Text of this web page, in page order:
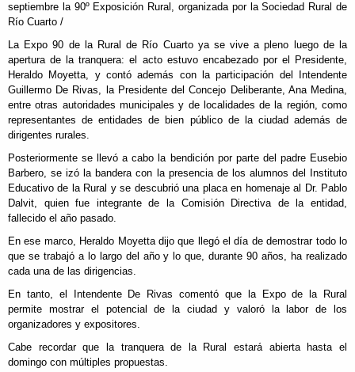
septiembre la 90º Exposición Rural, organizada por la Sociedad Rural de
Río Cuarto /
La Expo 90 de la Rural de Río Cuarto ya se vive a pleno luego de la
apertura de la tranquera: el acto estuvo encabezado por el Presidente,
Heraldo Moyetta, y contó además con la participación del Intendente
Guillermo De Rivas, la Presidente del Concejo Deliberante, Ana Medina,
entre otras autoridades municipales y de localidades de la región, como
representantes de entidades de bien público de la ciudad además de
dirigentes rurales.
Posteriormente se llevó a cabo la bendición por parte del padre Eusebio
Barbero, se izó la bandera con la presencia de los alumnos del Instituto
Educativo de la Rural y se descubrió una placa en homenaje al Dr. Pablo
Dalvit, quien fue integrante de la Comisión Directiva de la entidad,
fallecido el año pasado.
En ese marco, Heraldo Moyetta dijo que llegó el día de demostrar todo lo
que se trabajó a lo largo del año y lo que, durante 90 años, ha realizado
cada una de las dirigencias.
En tanto, el Intendente De Rivas comentó que la Expo de la Rural
permite mostrar el potencial de la ciudad y valoró la labor de los
organizadores y expositores.
Cabe recordar que la tranquera de la Rural estará abierta hasta el
domingo con múltiples propuestas.